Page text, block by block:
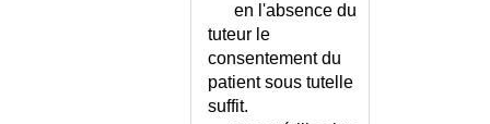
INSUFFISANCE RENALE
CHRONIQUE - CONSEILS
INSUFFISANCE RENALE
CHRONIQUE - REGIME
INSUFFISANCE RESPIRATOIRE
en l'absence du
tuteur le
consentement du
patient sous tutelle
suffit.